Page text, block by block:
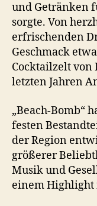
und Getränken
sorgte. Von
erfrischenden
Geschmack
Cocktailzelt
letzten Jahren
„Beach-Bomb“
festen
der Region
größerer
Musik und
einem Highlight